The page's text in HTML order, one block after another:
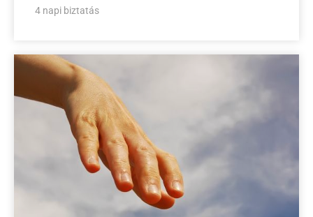
4 napi biztatás